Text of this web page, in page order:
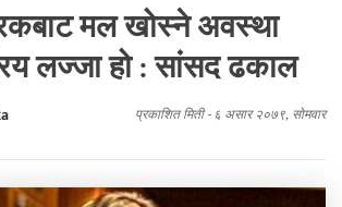
मल खोस्ने अवस्था
लज्जा हो : सांसद ढकाल
प्रकाशित मिती - ६ असार २०७९, सोमवार